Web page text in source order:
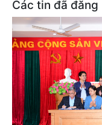
Các tin đã đăng